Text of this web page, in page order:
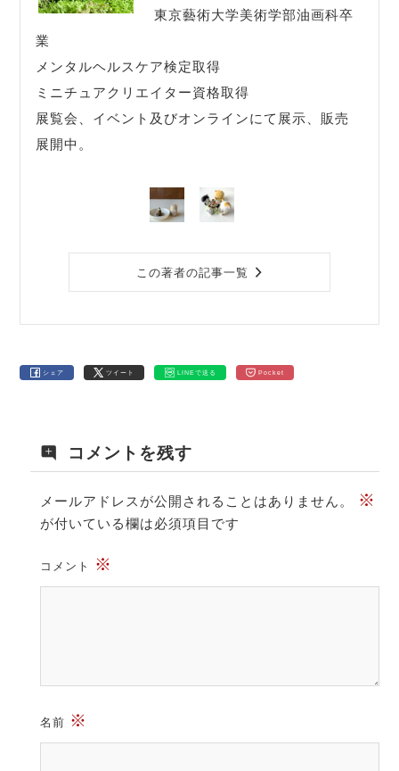
東京藝術大学美術学部油画科卒
業
メンタルヘルスケア検定取得
ミニチュアクリエイター資格取得
展覧会、イベント及びオンラインにて展示、販売
展開中。
この著者の記事一覧
シェア ツイート LINEで送る Pocket
コメントを残す
メールアドレスが公開されることはありません。 ※
が付いている欄は必須項目です
コメント ※
名前 ※